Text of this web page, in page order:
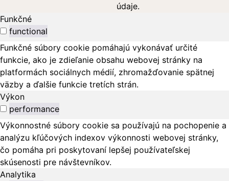
údaje.
Funkčné
functional
Funkčné súbory cookie pomáhajú vykonávať určité
funkcie, ako je zdieľanie obsahu webovej stránky na
platformách sociálnych médií, zhromažďovanie spätnej
väzby a ďalšie funkcie tretích strán.
Výkon
performance
Výkonnostné súbory cookie sa používajú na pochopenie a
analýzu kľúčových indexov výkonnosti webovej stránky,
čo pomáha pri poskytovaní lepšej používateľskej
skúsenosti pre návštevníkov.
Analytika